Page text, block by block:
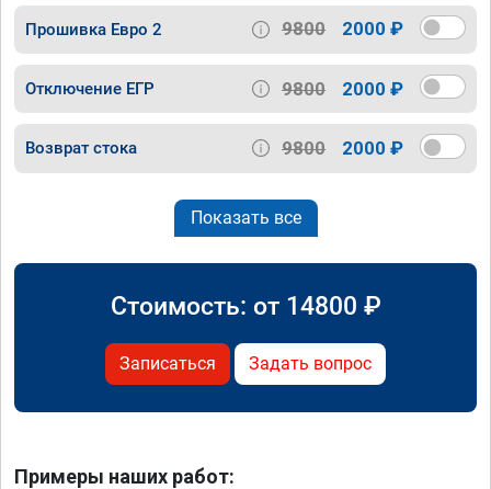
Прошивка Евро 2 9800 2000 ₽
Отключение ЕГР 9800 2000 ₽
Возврат стока 9800 2000 ₽
Показать все
Стоимость: от 14800 ₽
Записаться Задать вопрос
Примеры наших работ: